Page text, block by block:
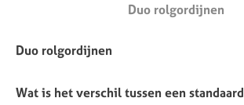
Duo rolgordijnen
Duo rolgordijnen
Wat is het verschil tussen een standaard